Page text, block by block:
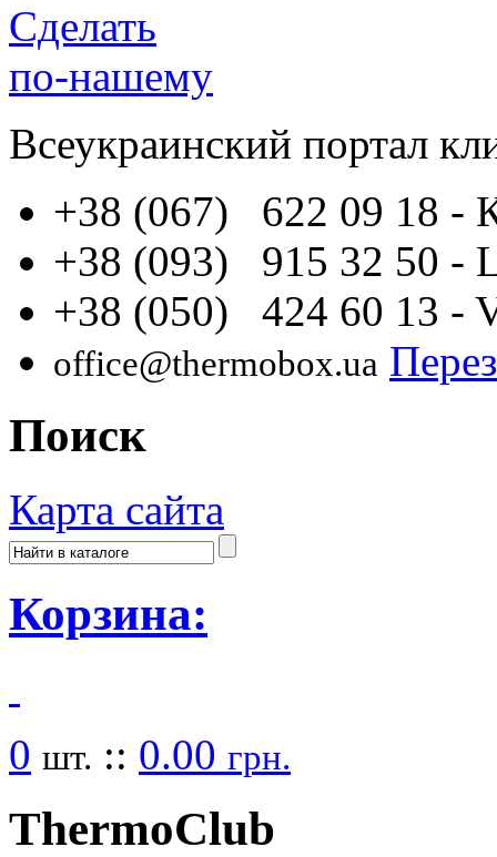
Сделать
по-нашему
Всеукраинский портал
+38 (067) 622 09 18 -
+38 (093) 915 32 50 -
+38 (050) 424 60 13 -
office@thermobox.ua
Поиск
Карта сайта
Корзина:
0 шт. :: 0.00 грн.
ThermoClub